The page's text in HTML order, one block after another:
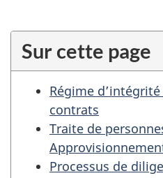
Sur cette page
Régime
contrats
Traite de
Processus de